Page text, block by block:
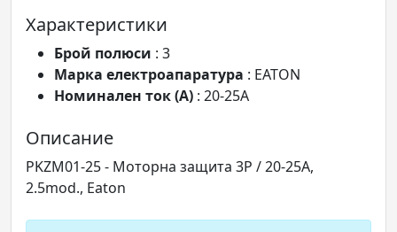
Характеристики
Брой полюси : 3
Марка електроапаратура : EATON
Номинален ток (A) : 20-25A
Описание
PKZM01-25 - Моторна защита 3P / 20-25A,
2.5mod., Eaton